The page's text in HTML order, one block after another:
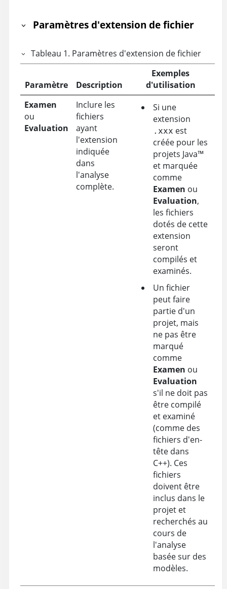
Paramètres d'extension de fichier
Tableau 1. Paramètres d'extension de fichier
Paramètre Description
Exemples
d'utilisation
Examen
ou
Evaluation
Inclure les
fichiers
ayant
l'extension
indiquée
dans
l'analyse
complète.
Si une
extension
.xxx est
créée pour les
projets Java™
et marquée
comme
Examen ou
Evaluation,
les fichiers
dotés de cette
extension
seront
compilés et
examinés.
Un fichier
peut faire
partie d'un
projet, mais
ne pas être
marqué
comme
Examen ou
Evaluation
s'il ne doit pas
être compilé
et examiné
(comme des
fichiers d'en-
tête dans
C++). Ces
fichiers
doivent être
inclus dans le
projet et
recherchés au
cours de
l'analyse
basée sur des
modèles.